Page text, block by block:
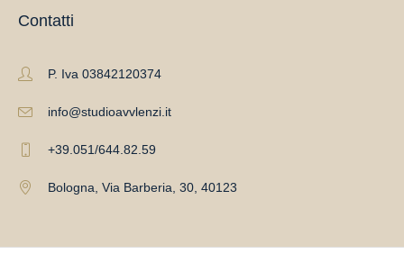
Contatti
P. Iva 03842120374
info@studioavvlenzi.it
+39.051/644.82.59
Bologna, Via Barberia, 30, 40123